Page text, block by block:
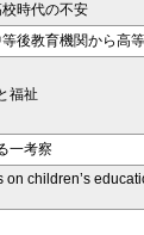
時代の不安
後教育機関から高
福祉
一考察
children’s